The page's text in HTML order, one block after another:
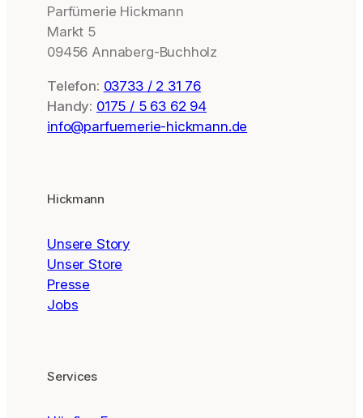
Parfümerie Hickmann
Markt 5
09456 Annaberg-Buchholz
Telefon: 03733 / 2 31 76
Handy: 0175 / 5 63 62 94
info@parfuemerie-hickmann.de
Hickmann
Unsere Story
Unser Store
Presse
Jobs
Services